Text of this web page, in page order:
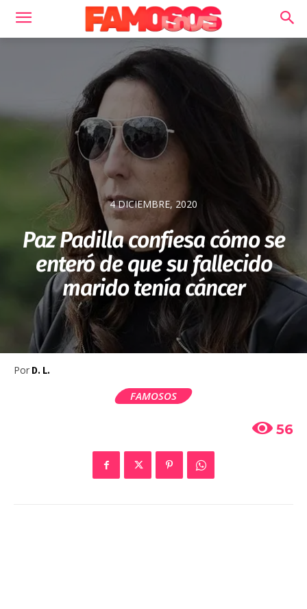
4 DICIEMBRE, 2020
Paz Padilla confiesa cómo se
enteró de que su fallecido
marido tenía cáncer
Por D. L.
FAMOSOS
56